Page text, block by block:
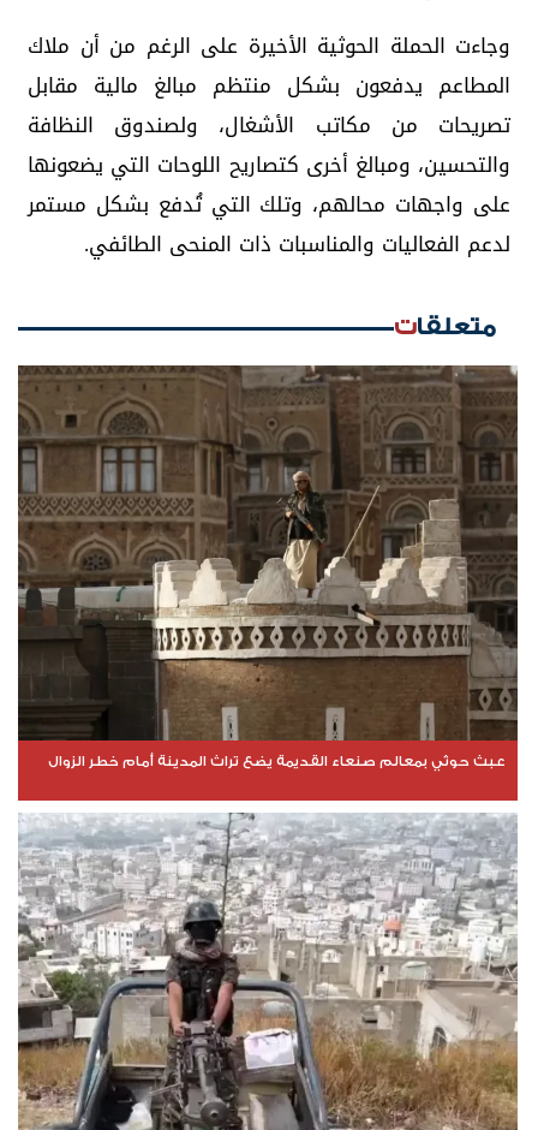
وجاءت الحملة الحوثية الأخيرة على الرغم من أن ملاك
المطاعم يدفعون بشكل منتظم مبالغ مالية مقابل
تصريحات من مكاتب الأشغال، ولصندوق النظافة
والتحسين، ومبالغ أخرى كتصاريح اللوحات التي يضعونها
على واجهات محالهم، وتلك التي تُدفع بشكل مستمر
لدعم الفعاليات والمناسبات ذات المنحى الطائفي.
متعلقات
عبث حوثي بمعالم صنعاء القديمة يضع تراث المدينة أمام خطر الزوال